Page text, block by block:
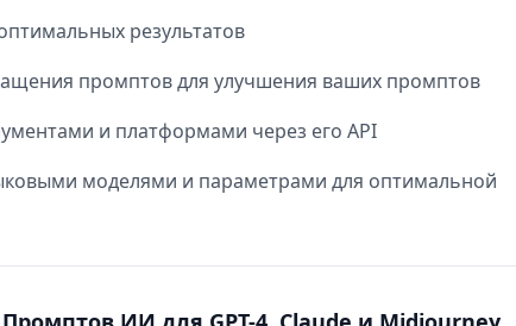
результатов
промптов для улучшения ваших промптов
и платформами через его API
моделями и параметрами для оптимальной